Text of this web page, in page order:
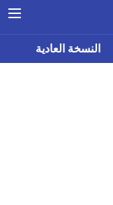
النسخة العادية